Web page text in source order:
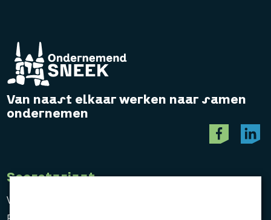
Van naast elkaar werken naar samen
ondernemen
Secretariaat
Vereniging Ondernemend Sneek